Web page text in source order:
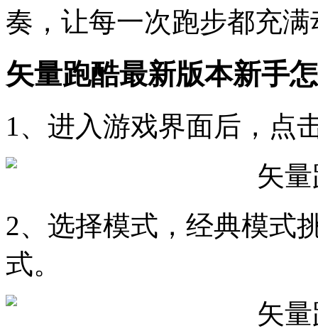
奏，让每一次跑步都充
矢量跑酷最新版本新手
1、进入游戏界面后，点
2、选择模式，经典模式
式。